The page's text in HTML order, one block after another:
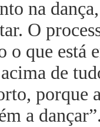
na
O
o que está
de
porque
a